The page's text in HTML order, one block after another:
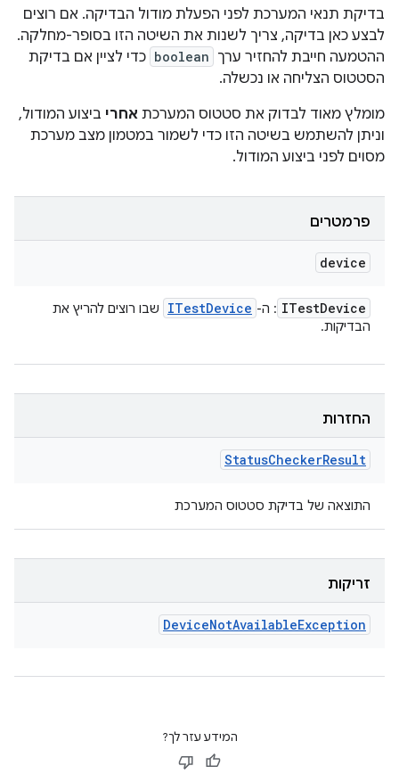
בדיקת תנאי המערכת לפני הפעלת מודול הבדיקה. אם רוצים
לבצע כאן בדיקה, צריך לשנות את השיטה הזו בסופר-מחלקה.
ההטמעה חייבת להחזיר ערך boolean כדי לציין אם בדיקת
הסטטוס הצליחה או נכשלה.
מומלץ מאוד לבדוק את סטטוס המערכת אחרי ביצוע המודול,
וניתן להשתמש בשיטה הזו כדי לשמור במטמון מצב מערכת
מסוים לפני ביצוע המודול.
פרמטרים
device
ITestDevice : ה- ITestDevice
שבו רוצים להריץ את
הבדיקות.
החזרות
StatusCheckerResult
התוצאה של בדיקת סטטוס המערכת
זריקות
DeviceNotAvailableException
המידע עזר לך?